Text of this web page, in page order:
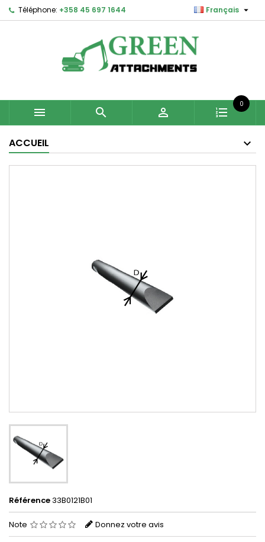
Téléphone: +358 45 697 1644 Français 
  
0
ACCUEIL
Référence33B0121B01
Note Donnez votre avis